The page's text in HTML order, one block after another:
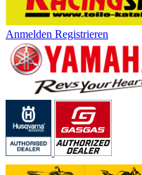
Anmelden Registrieren